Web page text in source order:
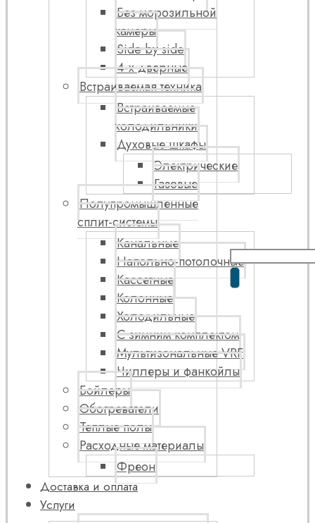
Без морозильной
камеры
Side by side
4-х дверные
Встраиваемая техника
Встраиваемые
холодильники
Духовые шкафы
Электрические
Газовые
Полупромышленные
сплит-системы
Канальные
Напольно-потолочные
Кассетные
Колонные
Холодильные
С зимним комплектом
Мультизональные VRF
Чиллеры и фанкойлы
Бойлеры
Обогреватели
Теплые полы
Расходные материалы
Фреон
Доставка и оплата
Услуги